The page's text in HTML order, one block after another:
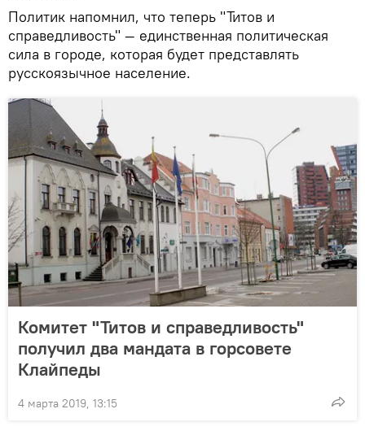
Политик напомнил, что теперь "Титов и
справедливость" — единственная политическая
сила в городе, которая будет представлять
русскоязычное население.
Комитет "Титов и справедливость"
получил два мандата в горсовете
Клайпеды
4 марта 2019, 13:15